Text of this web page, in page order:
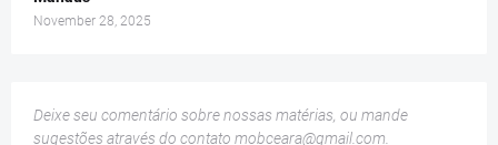
November 28, 2025
Deixe seu comentário sobre nossas matérias, ou mande
sugestões através do contato mobceara@gmail.com